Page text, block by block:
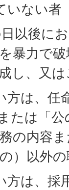
いない者
以後に
暴力で
し、又
方は、任
たは「
の内容
）以外
方は、採